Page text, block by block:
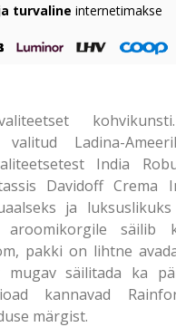
turvaline internetimakse
valitud Ladina-
India
Davidoff Crema
ja luksuslikuks
aroomikorgile säilib
pakki on lihtne
mugav säilitada ka
kannavad
märgist.